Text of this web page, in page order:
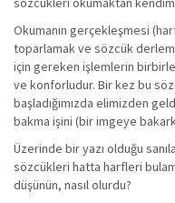
Okumanın gerçekleşmesi
toparlamak ve sözcük
için gereken işlemlerin
ve konforludur. Bir kez bu
başladığımızda elimizden
bakma işini (bir imgeye
Üzerinde bir yazı olduğu
sözcükleri hatta harfleri
düşünün, nasıl olurdu?